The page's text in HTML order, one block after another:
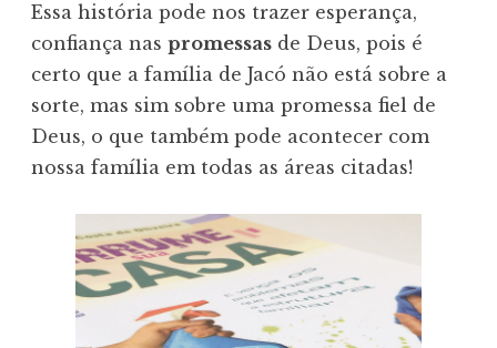
Essa história pode nos trazer esperança,
confiança nas promessas de Deus, pois é
certo que a família de Jacó não está sobre a
sorte, mas sim sobre uma promessa fiel de
Deus, o que também pode acontecer com
nossa família em todas as áreas citadas!